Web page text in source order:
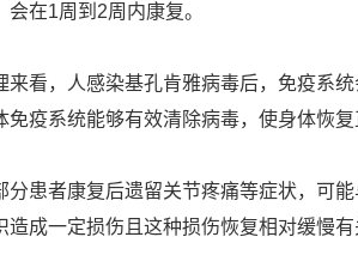
在1周到2周内康复。
来看，人感染基孔肯雅病毒后，免疫系统
疫系统能够有效清除病毒，使身体恢复
分患者康复后遗留关节疼痛等症状，可
成一定损伤且这种损伤恢复相对缓慢有